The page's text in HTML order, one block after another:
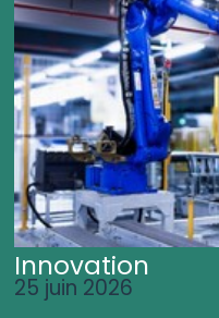
Innovation
25 juin 2026